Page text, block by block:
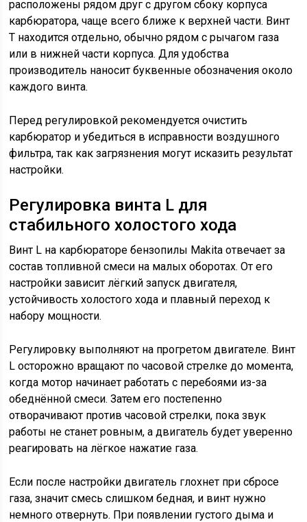
расположены рядом друг с другом сбоку корпуса
карбюратора, чаще всего ближе к верхней части. Винт
T находится отдельно, обычно рядом с рычагом газа
или в нижней части корпуса. Для удобства
производитель наносит буквенные обозначения около
каждого винта.
Перед регулировкой рекомендуется очистить
карбюратор и убедиться в исправности воздушного
фильтра, так как загрязнения могут исказить результат
настройки.
Регулировка винта L для
стабильного холостого хода
Винт L на карбюраторе бензопилы Makita отвечает за
состав топливной смеси на малых оборотах. От его
настройки зависит лёгкий запуск двигателя,
устойчивость холостого хода и плавный переход к
набору мощности.
Регулировку выполняют на прогретом двигателе. Винт
L осторожно вращают по часовой стрелке до момента,
когда мотор начинает работать с перебоями из-за
обеднённой смеси. Затем его постепенно
отворачивают против часовой стрелки, пока звук
работы не станет ровным, а двигатель будет уверенно
реагировать на лёгкое нажатие газа.
Если после настройки двигатель глохнет при сбросе
газа, значит смесь слишком бедная, и винт нужно
немного отвернуть. При появлении густого дыма и